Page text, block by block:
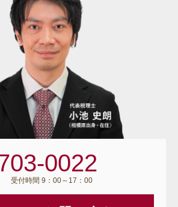
0022
受付時間 9：00～17：00